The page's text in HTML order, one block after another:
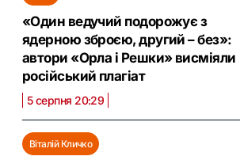
«Один ведучий подорожує з
ядерною зброєю, другий – без»:
автори «Орла і Решки» висміяли
російський плагіат
5 серпня 20:29
Віталій Кличко